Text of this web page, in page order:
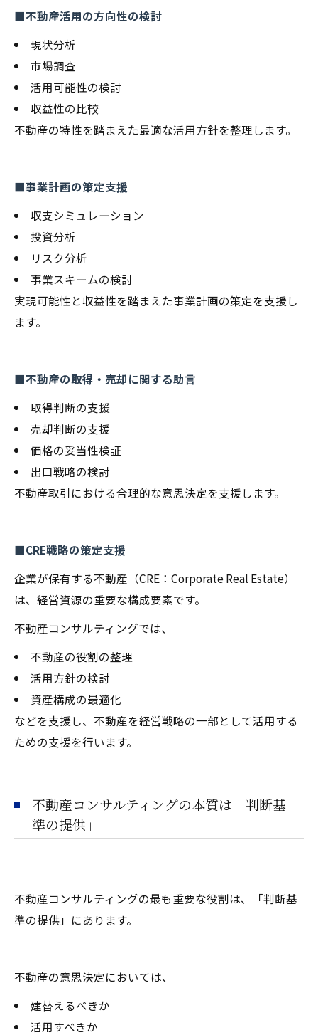
■不動産活用の方向性の検討
現状分析
市場調査
活用可能性の検討
収益性の比較
不動産の特性を踏まえた最適な活用方針を整理します。
■事業計画の策定支援
収支シミュレーション
投資分析
リスク分析
事業スキームの検討
実現可能性と収益性を踏まえた事業計画の策定を支援し
ます。
■不動産の取得・売却に関する助言
取得判断の支援
売却判断の支援
価格の妥当性検証
出口戦略の検討
不動産取引における合理的な意思決定を支援します。
■CRE戦略の策定支援
企業が保有する不動産（CRE：Corporate Real Estate）
は、経営資源の重要な構成要素です。
不動産コンサルティングでは、
不動産の役割の整理
活用方針の検討
資産構成の最適化
などを支援し、不動産を経営戦略の一部として活用する
ための支援を行います。
不動産コンサルティングの本質は「判断基
準の提供」
不動産コンサルティングの最も重要な役割は、「判断基
準の提供」にあります。
不動産の意思決定においては、
建替えるべきか
活用すべきか